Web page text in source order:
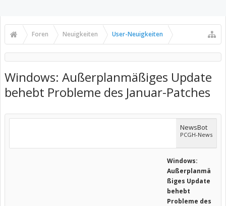
Foren Neuigkeiten User-Neuigkeiten
Windows: Außerplanmäßiges Update
behebt Probleme des Januar-Patches
NewsBot
PCGH-News
Windows:
Außerplanmä
ßiges Update
behebt
Probleme des